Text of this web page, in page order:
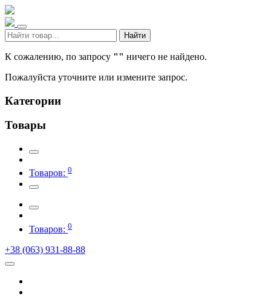
Найти
К сожалению, по запросу "" ничего не найдено.
Пожалуйста уточните или измените запрос.
Категории
Товары
Товаров: 0
Товаров: 0
+38 (063) 931-88-88